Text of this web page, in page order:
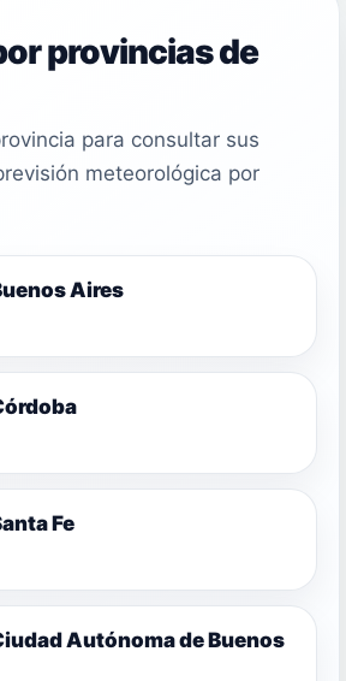
provincias de
para consultar sus
meteorológica por
Aires
Fe
Autónoma de Buenos